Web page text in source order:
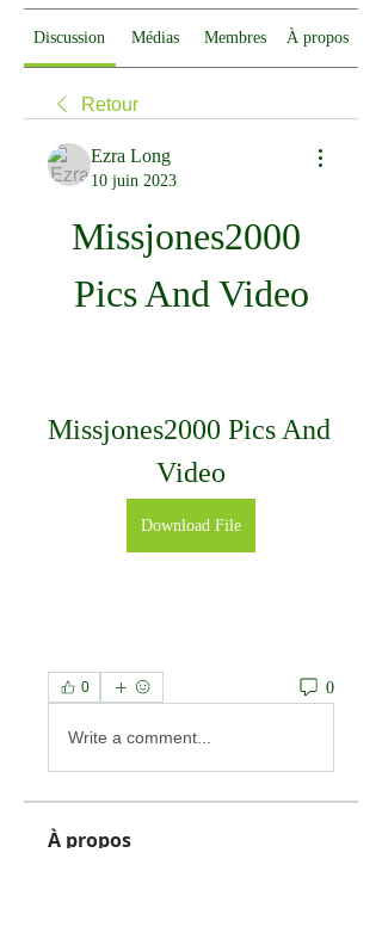
Discussion Médias Membres À propos
Retour
Ezra Long
10 juin 2023
Missjones2000
Pics And Video
Missjones2000 Pics And
Video
Download File
0 0
Write a comment...
À propos